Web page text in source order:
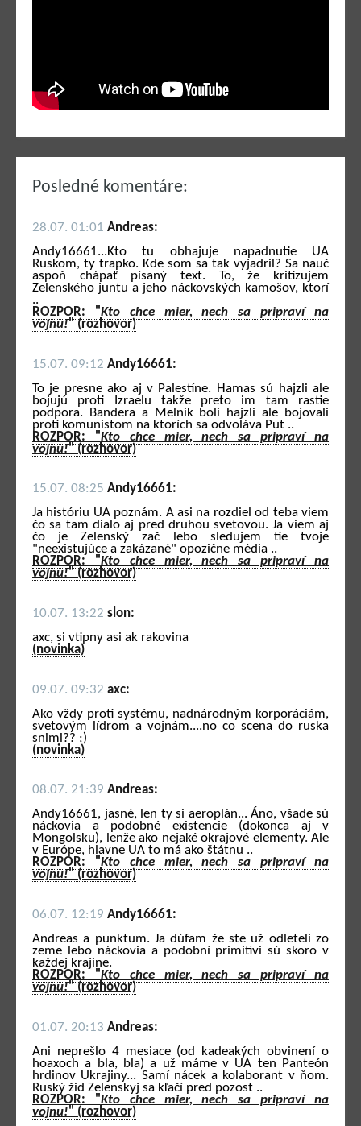
Posledné komentáre:
28.07. 01:01 Andreas:
Andy16661...Kto tu obhajuje napadnutie UA
Ruskom, ty trapko. Kde som sa tak vyjadril? Sa nauč
aspoň chápať písaný text. To, že kritizujem
Zelenského juntu a jeho náckovských kamošov, ktorí
..
ROZPOR: "Kto chce mier, nech sa pripraví na
vojnu!" (rozhovor)
15.07. 09:12 Andy16661:
To je presne ako aj v Palestíne. Hamas sú hajzli ale
bojujú proti Izraelu takže preto im tam rastie
podpora. Bandera a Melnik boli hajzli ale bojovali
proti komunistom na ktorích sa odvoláva Put ..
ROZPOR: "Kto chce mier, nech sa pripraví na
vojnu!" (rozhovor)
15.07. 08:25 Andy16661:
Ja históriu UA poznám. A asi na rozdiel od teba viem
čo sa tam dialo aj pred druhou svetovou. Ja viem aj
čo je Zelenský zač lebo sledujem tie tvoje
"neexistujúce a zakázané" opozične média ..
ROZPOR: "Kto chce mier, nech sa pripraví na
vojnu!" (rozhovor)
10.07. 13:22 slon:
axc, si vtipny asi ak rakovina
(novinka)
09.07. 09:32 axc:
Ako vždy proti systému, nadnárodným korporáciám,
svetovým lídrom a vojnám....no co scena do ruska
snimi?? ;)
(novinka)
08.07. 21:39 Andreas:
Andy16661, jasné, len ty si aeroplán... Áno, všade sú
náckovia a podobné existencie (dokonca aj v
Mongolsku), lenže ako nejaké okrajové elementy. Ale
v Európe, hlavne UA to má ako štátnu ..
ROZPOR: "Kto chce mier, nech sa pripraví na
vojnu!" (rozhovor)
06.07. 12:19 Andy16661:
Andreas a punktum. Ja dúfam že ste už odleteli zo
zeme lebo náckovia a podobní primitívi sú skoro v
každej krajine.
ROZPOR: "Kto chce mier, nech sa pripraví na
vojnu!" (rozhovor)
01.07. 20:13 Andreas:
Ani neprešlo 4 mesiace (od kadeakých obvinení o
hoaxoch a bla, bla) a už máme v UA ten Panteón
hrdinov Ukrajiny... Samí nácek a kolaborant v ňom.
Ruský žid Zelenskyj sa kľačí pred pozost ..
ROZPOR: "Kto chce mier, nech sa pripraví na
vojnu!" (rozhovor)